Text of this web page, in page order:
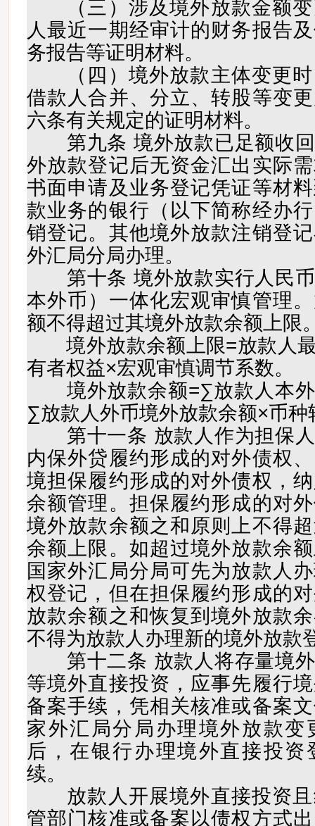
（三）涉及境外放款金额变
人最近一期经审计的财务报告
务报告等证明材料。
（四）境外放款主体变更时
借款人合并、分立、转股等变
六条有关规定的证明材料。
第九条 境外放款已足额收回
外放款登记后无资金汇出实际
书面申请及业务登记凭证等材
款业务的银行（以下简称经办
销登记。其他境外放款注销登
外汇局分局办理。
第十条 境外放款实行人民币
本外币）一体化宏观审慎管理
额不得超过其境外放款余额上限
境外放款余额上限=放款人最
有者权益×宏观审慎调节系数。
境外放款余额=∑放款人本外
∑放款人外币境外放款余额×币种
第十一条 放款人作为担保人
内保外贷履约形成的对外债权
境担保履约形成的对外债权，
余额管理。担保履约形成的对
境外放款余额之和原则上不得
余额上限。如超过境外放款余
国家外汇局分局可先为放款人
权登记，但在担保履约形成的
放款余额之和恢复到境外放款
不得为放款人办理新的境外放款
第十二条 放款人将存量境外
等境外直接投资，应事先履行
备案手续，凭相关核准或备案
家外汇局分局办理境外放款变
后，在银行办理境外直接投资
续。
放款人开展境外直接投资且
管部门核准或备案以债权方式